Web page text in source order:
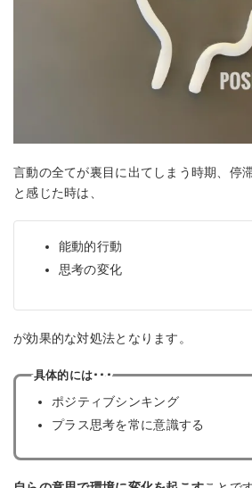
言動の全てが裏目に出てしまう時期、停
と感じた時は、
能動的行動
思考の変化
が効果的な対処法となります。
具体的には･･･
ポジティブシンキング
プラス思考を常に意識する